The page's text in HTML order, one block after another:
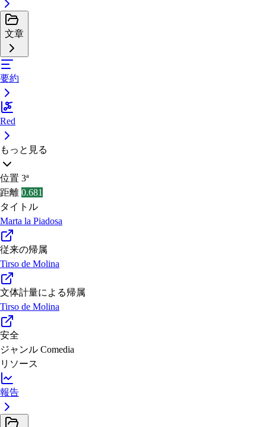
文章
要約
Red
もっと見る
位置 3ª
距離 0.681
タイトル
Marta la Piadosa
従来の帰属
Tirso de Molina
文体計量による帰属
Tirso de Molina
安全
ジャンル Comedia
リソース
報告